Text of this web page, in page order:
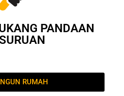
PANDAAN
RUMAH